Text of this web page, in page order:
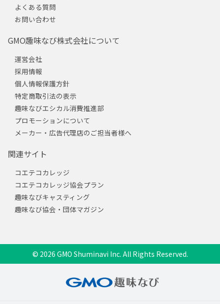
よくある質問
お問い合わせ
GMO趣味なび株式会社について
運営会社
採用情報
個人情報保護方針
特定商取引法の表示
趣味なびエシカル消費推進部
プロモーションについて
メーカー・広告代理店のご担当者様へ
関連サイト
コエテコカレッジ
コエテコカレッジ協会プラン
趣味なびキャスティング
趣味なび協会・団体マガジン
© 2026 GMO Shuminavi Inc. All Rights Reserved.